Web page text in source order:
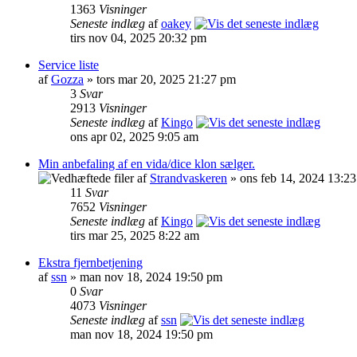
1363 Visninger
Seneste indlæg afoakey
tirs nov 04, 2025 20:32 pm
Service liste
afGozza » tors mar 20, 2025 21:27 pm
3 Svar
2913 Visninger
Seneste indlæg afKingo
ons apr 02, 2025 9:05 am
Min anbefaling af en vida/dice klon sælger.
af Strandvaskeren » ons feb 14, 2024
11 Svar
7652 Visninger
Seneste indlæg afKingo
tirs mar 25, 2025 8:22 am
Ekstra fjernbetjening
afssn » man nov 18, 2024 19:50 pm
0 Svar
4073 Visninger
Seneste indlæg afssn
man nov 18, 2024 19:50 pm